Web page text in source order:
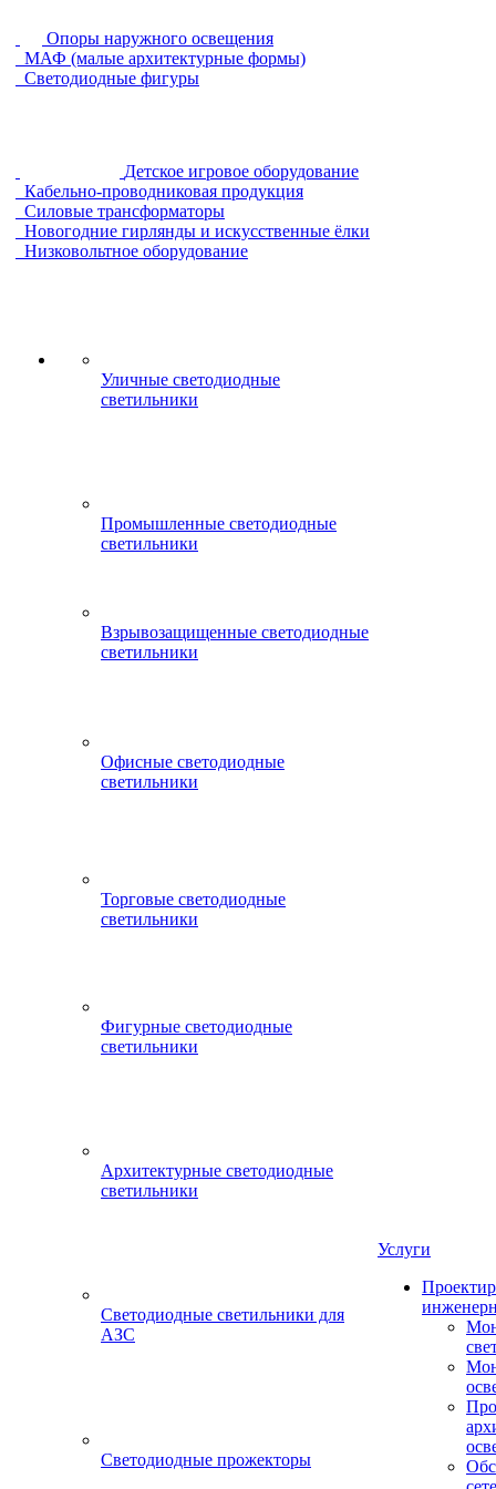
Опоры наружного освещения
МАФ (малые архитектурные формы)
Светодиодные фигуры
Детское игровое оборудование
Кабельно-проводниковая продукция
Силовые трансформаторы
Новогодние гирлянды и искусственные ёлки
Низковольтное оборудование
Уличные светодиодные
светильники
Промышленные светодиодные
светильники
Взрывозащищенные светодиодные
светильники
Офисные светодиодные
светильники
Торговые светодиодные
светильники
Фигурные светодиодные
светильники
Архитектурные светодиодные
светильники
Светодиодные светильники для
АЗС
Светодиодные прожекторы
Услуги